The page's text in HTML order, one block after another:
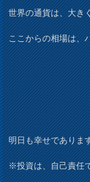
世界の通貨は、大き
ここからの相場は、
明日も幸せでありま
※投資は、自己責任